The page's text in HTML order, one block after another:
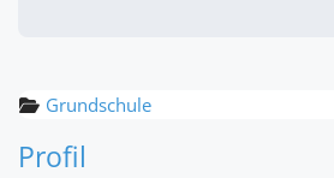
Grundschule
Profil